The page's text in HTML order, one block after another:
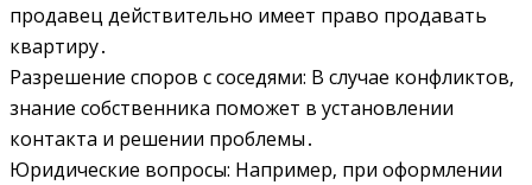
продавец действительно имеет право продавать
квартиру․
Разрешение споров с соседями: В случае конфликтов‚
знание собственника поможет в установлении
контакта и решении проблемы․
Юридические вопросы: Например‚ при оформлении